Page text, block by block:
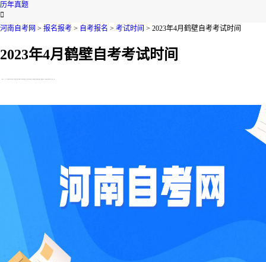
历年真题

河南自考网 > 报名报考 > 自考报名 > 考试时间 > 2023年4月鹤壁自考考试时间
2023年4月鹤壁自考考试时间